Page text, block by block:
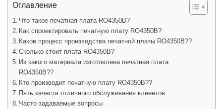
Оглавление
Что такое печатная плата RO4350B?
Как спроектировать печатную плату RO4350B?
Каков процесс производства печатной платы RO4350B??
Сколько стоит плата RO4350B?
Из какого материала изготовлена ​​печатная плата
RO4350B??
Кто производит печатную плату RO4350B??
Пять качеств отличного обслуживания клиентов
Часто задаваемые вопросы